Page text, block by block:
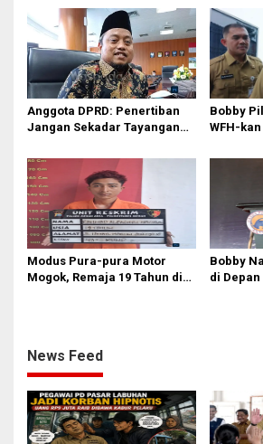
Petugas PUD Medan
Memprihatinkan
Hormati
Anggota DPRD: Penertiban
Jangan Sekadar Tayangan
Nyata pada PAD
Bobby
WFH-
Berhati
Modus Pura-pura Motor
Mogok, Remaja 19 Tahun di
Bobby
di Depan
News Feed